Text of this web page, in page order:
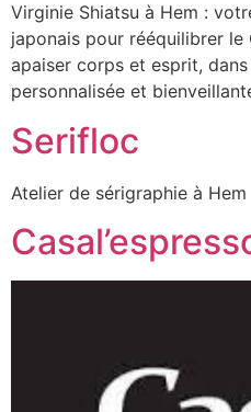
Virginie Shiatsu à Hem :
japonais pour rééquilibrer le
apaiser corps et esprit,
personnalisée et
Serifloc
Atelier de sérigraphie à Hem